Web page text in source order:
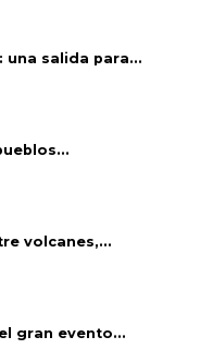
salida para...
volcanes,...
gran evento...